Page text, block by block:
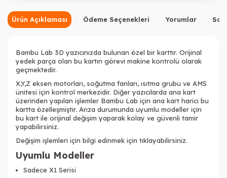
Ürün Açıklaması Ödeme Seçenekleri Yorumlar
Bambu Lab 3D yazıcınızda bulunan özel bir karttır. Orijinal
yedek parça olan bu kartın görevi makine kontrolü olarak
geçmektedir.
X,Y,Z eksen motorları, soğutma fanları, ısıtma grubu ve AMS
ünitesi için kontrol merkezidir. Diğer yazıcılarda ana kart
üzerinden yapılan işlemler Bambu Lab için ana kart harici bu
kartta özelleşmiştir. Arıza durumunda uyumlu modeller için
bu kart ile orijinal değişim yaparak kolay ve güvenli tamir
yapabilirsiniz.
Değişim işlemleri için bilgi edinmek için tıklayabilirsiniz.
Uyumlu Modeller
Sadece X1 Serisi